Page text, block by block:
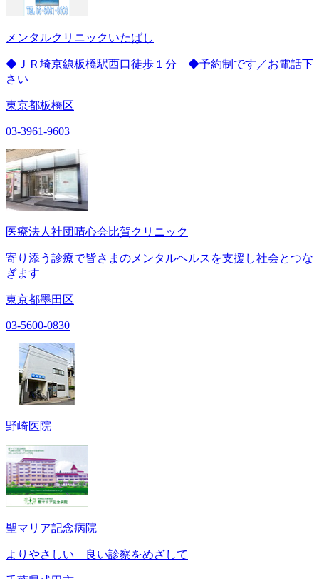
メンタルクリニックいたばし
◆ＪＲ埼京線板橋駅西口徒歩１分 ◆予約制です／お電話下
さい
東京都板橋区
03-3961-9603
医療法人社団晴心会比賀クリニック
寄り添う診療で皆さまのメンタルヘルスを支援し社会とつな
ぎます
東京都墨田区
03-5600-0830
野崎医院
聖マリア記念病院
よりやさしい 良い診察をめざして